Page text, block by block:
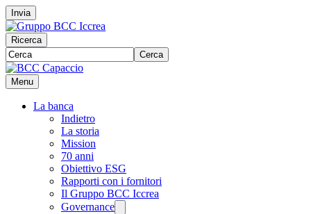
Invia
Ricerca
Cerca
Menu
La banca
Indietro
La storia
Mission
70 anni
Obiettivo ESG
Rapporti con i fornitori
Il Gruppo BCC Iccrea
Governance